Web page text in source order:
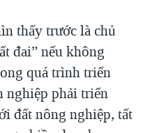
thấy trước là chủ
đai” nếu không
quá trình triển
nghiệp phải triển
đất nông nghiệp, tất